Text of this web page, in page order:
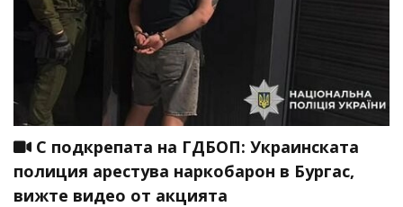
С подкрепата на ГДБОП: Украинската
полиция арестува наркобарон в Бургас,
вижте видео от акцията